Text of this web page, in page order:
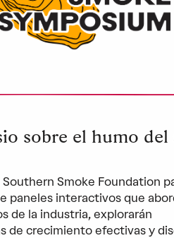
sobre el humo del
Southern Smoke Foundation
paneles interactivos que
de la industria, explorarán
de crecimiento efectivas y